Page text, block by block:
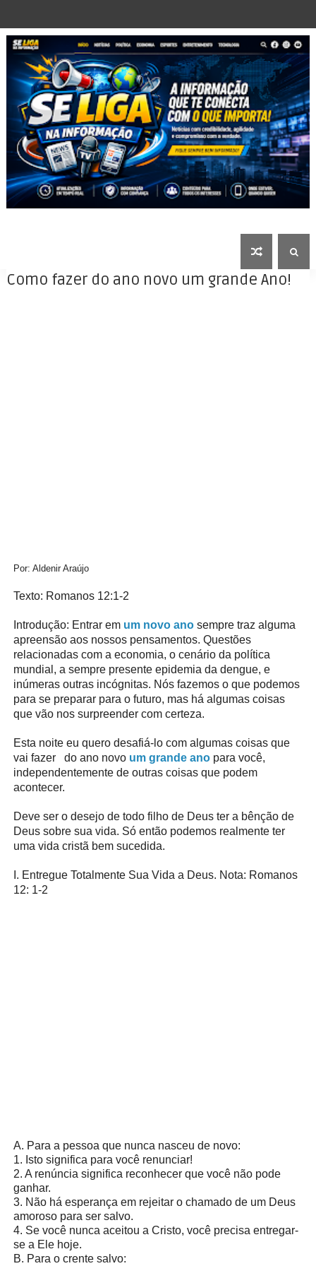
Como fazer do ano novo um grande Ano!
Por: Aldenir Araújo
Texto: Romanos 12:1-2
Introdução: Entrar em um novo anosempre traz alguma
apreensão aos nossos pensamentos. Questões
relacionadas com a economia, o cenário da política
mundial, a sempre presente epidemia da dengue, e
inúmeras outras incógnitas. Nós fazemos o que podemos
para se preparar para o futuro, mas há algumas coisas
que vão nos surpreender com certeza.
Esta noite eu quero desafiá-lo com algumas coisas que
vai fazer do ano novo um grande anopara você,
independentemente de outras coisas que podem
acontecer.
Deve ser o desejo de todo filho de Deus ter a bênção de
Deus sobre sua vida. Só então podemos realmente ter
uma vida cristã bem sucedida.
I. Entregue Totalmente Sua Vida a Deus. Nota: Romanos
12: 1-2
A. Para a pessoa que nunca nasceu de novo:
1. Isto significa para você renunciar!
2. A renúncia significa reconhecer que você não pode
ganhar.
3. Não há esperança em rejeitar o chamado de um Deus
amoroso para ser salvo.
4. Se você nunca aceitou a Cristo, você precisa entregar-
se a Ele hoje.
B. Para o crente salvo: